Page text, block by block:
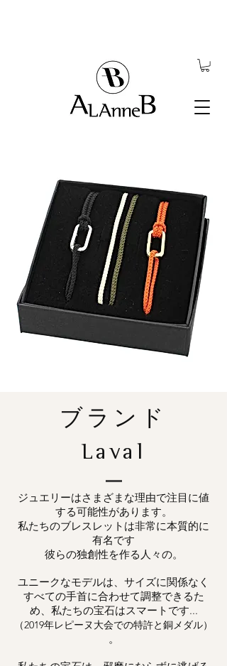
ブランド
Laval
ジュエリーはさまざまな理由で注目に値
する可能性があります。
私たちのブレスレットは非常に本質的に
有名です
彼らの独創性を作る人々の。
ユニークなモデルは、サイズに関係なく
すべての手首に合わせて調整できるた
め、私たちの宝石はスマートです...
（2019年レピーヌ大会での特許と銅メダル）
。